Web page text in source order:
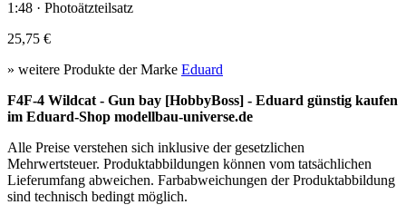
1:48 · Photoätzteilsatz
25,75 €
» weitere Produkte der Marke Eduard
F4F-4 Wildcat - Gun bay [HobbyBoss] - Eduard günstig kaufen
im Eduard-Shop modellbau-universe.de
Alle Preise verstehen sich inklusive der gesetzlichen
Mehrwertsteuer. Produktabbildungen können vom tatsächlichen
Lieferumfang abweichen. Farbabweichungen der Produktabbildung
sind technisch bedingt möglich.